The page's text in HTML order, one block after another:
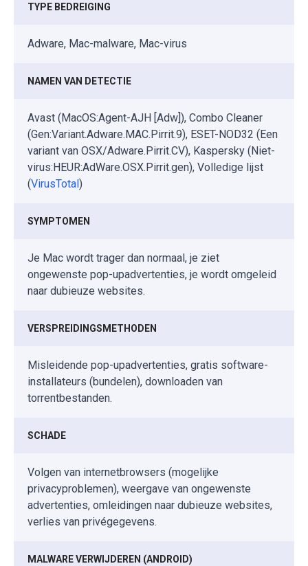
TYPE BEDREIGING
Adware, Mac-malware, Mac-virus
NAMEN VAN DETECTIE
Avast (MacOS:Agent-AJH [Adw]), Combo Cleaner
(Gen:Variant.Adware.MAC.Pirrit.9), ESET-NOD32 (Een
variant van OSX/Adware.Pirrit.CV), Kaspersky (Niet-
virus:HEUR:AdWare.OSX.Pirrit.gen), Volledige lijst
(VirusTotal)
SYMPTOMEN
Je Mac wordt trager dan normaal, je ziet
ongewenste pop-upadvertenties, je wordt omgeleid
naar dubieuze websites.
VERSPREIDINGSMETHODEN
Misleidende pop-upadvertenties, gratis software-
installateurs (bundelen), downloaden van
torrentbestanden.
SCHADE
Volgen van internetbrowsers (mogelijke
privacyproblemen), weergave van ongewenste
advertenties, omleidingen naar dubieuze websites,
verlies van privégegevens.
MALWARE VERWIJDEREN (ANDROID)